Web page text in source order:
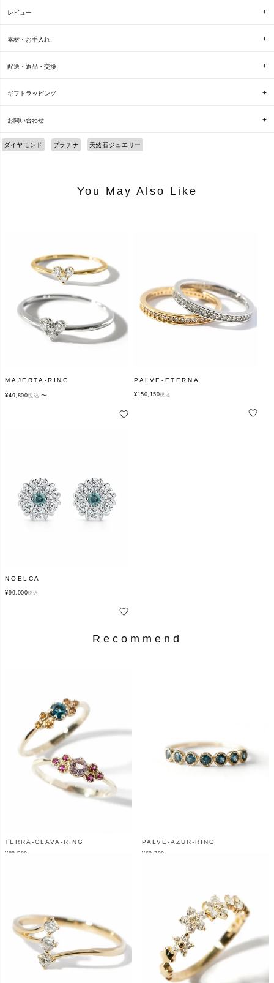
レビュー
素材・お手入れ
配送・返品・交換
ギフトラッピング
お問い合わせ
ダイヤモンド プラチナ 天然石ジュエリー
You May Also Like
MAJERTA-RING
¥49,800税込 〜
PALVE-ETERNA
¥150,150税込
NOELCA
¥99,000税込
Recommend
TERRA-CLAVA-RING
¥82,500
PALVE-AZUR-RING
¥62,700